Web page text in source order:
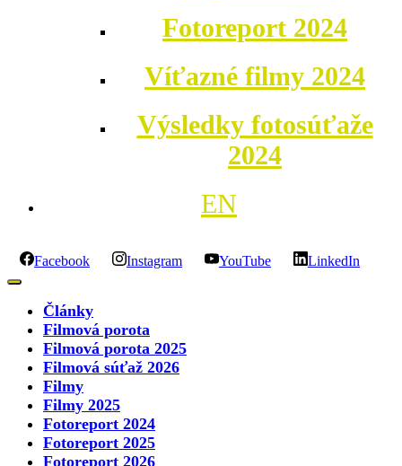
Fotoreport 2024
Víťazné filmy 2024
Výsledky fotosúťaže
2024
EN
Facebook Instagram YouTube LinkedIn
Články
Filmová porota
Filmová porota 2025
Filmová súťaž 2026
Filmy
Filmy 2025
Fotoreport 2024
Fotoreport 2025
Fotoreport 2026